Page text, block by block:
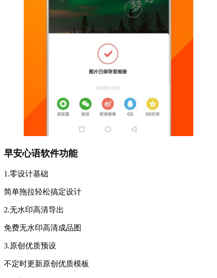
早安心语软件功能
1.零设计基础
简单拖拉轻松搞定设计
2.无水印高清导出
免费无水印高清成品图
3.原创优质预设
不定时更新原创优质模板